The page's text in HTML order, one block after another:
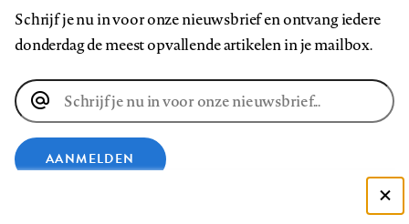
Schrijf je nu in voor onze nieuwsbrief en ontvang iedere
donderdag de meest opvallende artikelen in je mailbox.
E-
mailadres
AANMELDEN